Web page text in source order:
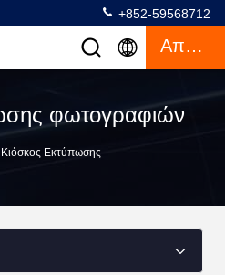
+852-59568712
Απόσπασμα
φωτογραφιών
Εκτύπωσης